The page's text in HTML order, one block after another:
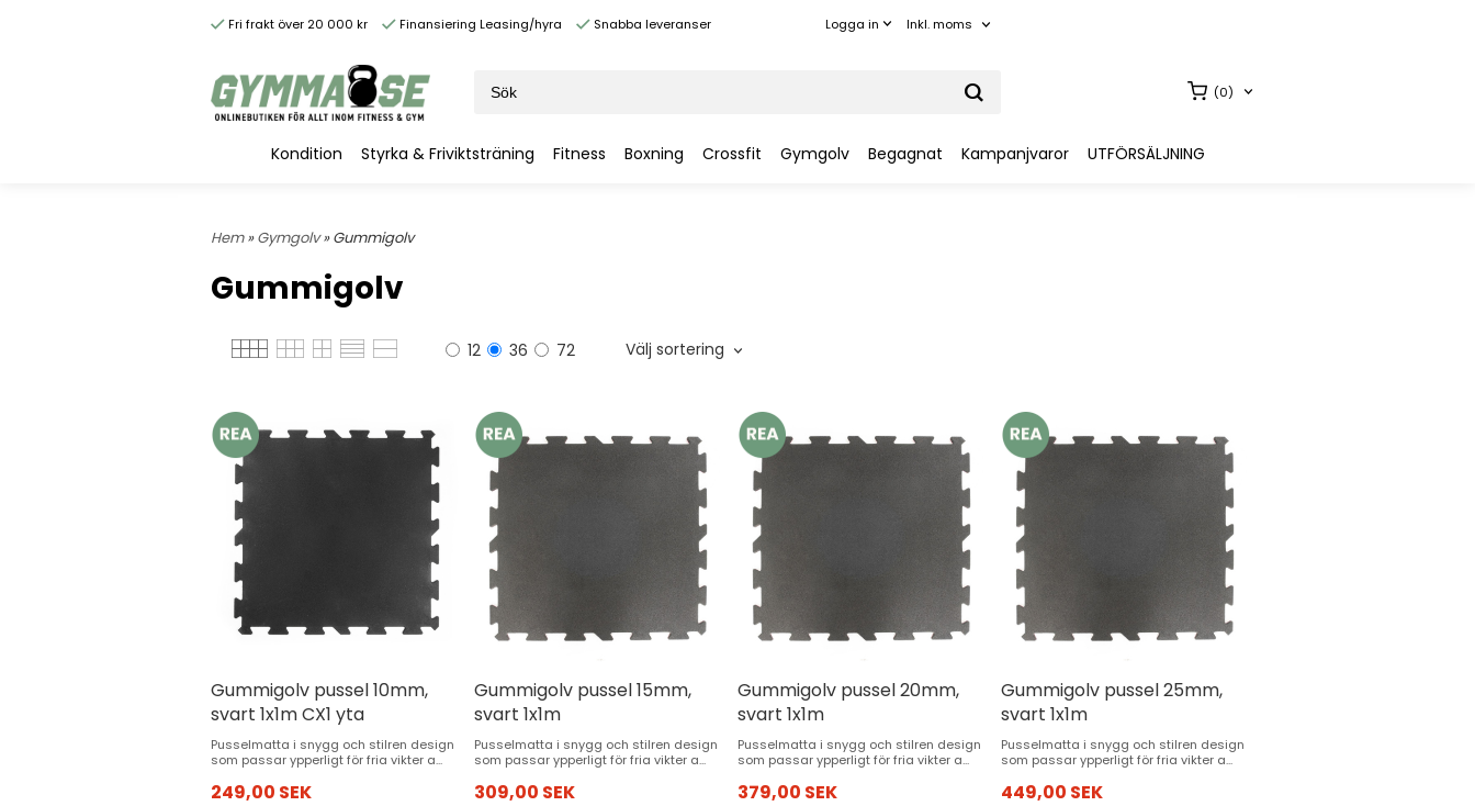
Fri frakt över 20 000 kr Finansiering Leasing/hyra Snabba leveranser Logga in Inkl. moms
(0)
Kondition Styrka & Friviktsträning Fitness Boxning Crossfit Gymgolv Begagnat Kampanjvaror UTFÖRSÄLJNING
Hem»Gymgolv» Gummigolv
Gummigolv
12 36 72 Välj sortering
Gummigolv pussel 10mm,
svart 1x1m CX1 yta
Pusselmatta i snygg och stilren design
som passar ypperligt för fria vikter a...
249,00 SEK
Gummigolv pussel 15mm,
svart 1x1m
Pusselmatta i snygg och stilren design
som passar ypperligt för fria vikter a...
309,00 SEK
Gummigolv pussel 20mm,
svart 1x1m
Pusselmatta i snygg och stilren design
som passar ypperligt för fria vikter a...
379,00 SEK
Gummigolv pussel 25mm,
svart 1x1m
Pusselmatta i snygg och stilren design
som passar ypperligt för fria vikter a...
449,00 SEK